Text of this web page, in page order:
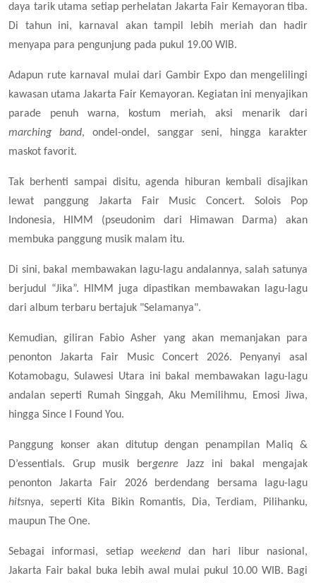
daya tarik utama setiap perhelatan Jakarta Fair Kemayoran tiba.
Di tahun ini, karnaval akan tampil lebih meriah dan hadir
menyapa para pengunjung pada pukul 19.00 WIB.
Adapun rute karnaval mulai dari Gambir Expo dan mengelilingi
kawasan utama Jakarta Fair Kemayoran. Kegiatan ini menyajikan
parade penuh warna, kostum meriah, aksi menarik dari
marching band, ondel-ondel, sanggar seni, hingga karakter
maskot favorit.
Tak berhenti sampai disitu, agenda hiburan kembali disajikan
lewat panggung Jakarta Fair Music Concert. Solois Pop
Indonesia, HIMM (pseudonim dari Himawan Darma) akan
membuka panggung musik malam itu.
Di sini, bakal membawakan lagu-lagu andalannya, salah satunya
berjudul “Jika”. HIMM juga dipastikan membawakan lagu-lagu
dari album terbaru bertajuk "Selamanya".
Kemudian, giliran Fabio Asher yang akan memanjakan para
penonton Jakarta Fair Music Concert 2026. Penyanyi asal
Kotamobagu, Sulawesi Utara ini bakal membawakan lagu-lagu
andalan seperti Rumah Singgah, Aku Memilihmu, Emosi Jiwa,
hingga Since I Found You.
Panggung konser akan ditutup dengan penampilan Maliq &
D’essentials. Grup musik ber­genre Jazz ini bakal mengajak
penonton Jakarta Fair 2026 berdendang bersama lagu-lagu
hitsnya, seperti Kita Bikin Romantis, Dia, Terdiam, Pilihanku,
maupun The One.
Sebagai informasi, setiapweekend dan hari libur nasional,
Jakarta Fair bakal buka lebih awal mulai pukul 10.00 WIB. Bagi